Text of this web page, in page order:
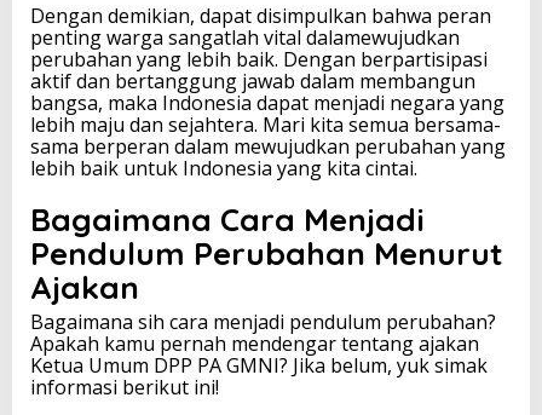
Dengan demikian, dapat disimpulkan bahwa peran
penting warga sangatlah vital dalamewujudkan
perubahan yang lebih baik. Dengan berpartisipasi
aktif dan bertanggung jawab dalam membangun
bangsa, maka Indonesia dapat menjadi negara yang
lebih maju dan sejahtera. Mari kita semua bersama-
sama berperan dalam mewujudkan perubahan yang
lebih baik untuk Indonesia yang kita cintai.
Bagaimana Cara Menjadi
Pendulum Perubahan Menurut
Ajakan
Bagaimana sih cara menjadi pendulum perubahan?
Apakah kamu pernah mendengar tentang ajakan
Ketua Umum DPP PA GMNI? Jika belum, yuk simak
informasi berikut ini!